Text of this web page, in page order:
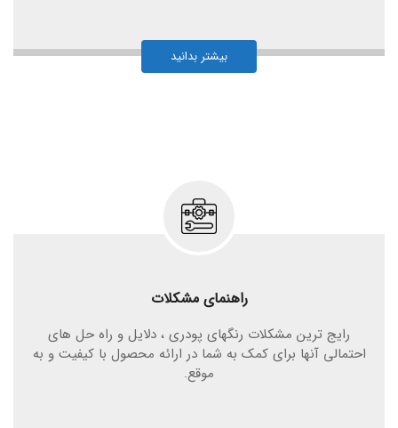
بیشتر بدانید
راهنمای مشکلات
رایج ترین مشکلات رنگهای پودری ، دلایل و راه حل های
احتمالی آنها برای کمک به شما در ارائه محصول با کیفیت و به
موقع.